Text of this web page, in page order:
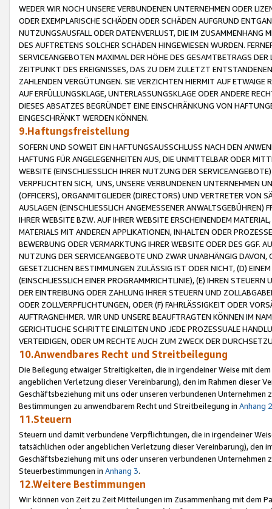
WEDER WIR NOCH UNSERE VERBUNDENEN UNTERNEHMEN ODER
ODER EXEMPLARISCHE SCHÄDEN ODER SCHÄDEN AUFGRUND
NUTZUNGSAUSFALL ODER DATENVERLUST, DIE IM ZUSAMMENHANG
DES AUFTRETENS SOLCHER SCHÄDEN HINGEWIESEN WURDEN.
SERVICEANGEBOTEN MAXIMAL DER HÖHE DES GESAMTBETRAGS
ZEITPUNKT DES EREIGNISSES, DAS ZU DEM ZULETZT
ZAHLENDEN VERGÜTUNGEN. SIE VERZICHTEN HIERMIT AUF
AUF ERFÜLLUNGSKLAGE, UNTERLASSUNGSKLAGE ODER ANDERE
DIESES ABSATZES BEGRÜNDET EINE EINSCHRÄNKUNG VON
EINGESCHRÄNKT WERDEN KÖNNEN.
9.Haftungsfreistellung
SOFERN UND SOWEIT EIN HAFTUNGSAUSSCHLUSS NACH DEN
HAFTUNG FÜR ANGELEGENHEITEN AUS, DIE UNMITTELBAR ODER
WEBSITE (EINSCHLIESSLICH IHRER NUTZUNG DER
VERPFLICHTEN SICH, UNS, UNSERE VERBUNDENEN UNTERNEHMEN
(OFFICERS), ORGANMITGLIEDER (DIRECTORS) UND VERTRETER VON
AUSLAGEN (EINSCHLIESSLICH ANGEMESSENER
IHRER WEBSITE BZW. AUF IHRER WEBSITE ERSCHEINENDEM
MATERIALS MIT ANDEREN APPLIKATIONEN, INHALTEN ODER
BEWERBUNG ODER VERMARKTUNG IHRER WEBSITE ODER DES GGF.
NUTZUNG DER SERVICEANGEBOTE UND ZWAR UNABHÄNGIG
GESETZLICHEN BESTIMMUNGEN ZULÄSSIG IST ODER NICHT, (D)
(EINSCHLIESSLICH EINER PROGRAMMRICHTLINIE), (E) IHREN
DER EINTREIBUNG ODER ZAHLUNG IHRER STEUERN UND
ODER ZOLLVERPFLICHTUNGEN, ODER (F) FAHRLÄSSIGKEIT ODER
AUFTRAGNEHMER. WIR UND UNSERE BEAUFTRAGTEN KÖNNEN IM
GERICHTLICHE SCHRITTE EINLEITEN UND JEDE PROZESSUALE
VERTEIDIGEN, ODER UM RECHTE AUCH ZUM ZWECK DER
10.Anwendbares Recht und Streitbeilegung
Die Beilegung etwaiger Streitigkeiten, die in irgendeiner Weise mit
angeblichen Verletzung dieser Vereinbarung), den im Rahmen dieser
Geschäftsbeziehung mit uns oder unseren verbundenen
Bestimmungen zu anwendbarem Recht und Streitbeilegung in Anhang 2
11.Steuern
Steuern und damit verbundene Verpflichtungen, die in irgendeiner
tatsächlichen oder angeblichen Verletzung dieser Vereinbarung), den
Geschäftsbeziehung mit uns oder unseren verbundenen
Steuerbestimmungen in Anhang 3.
12.Weitere Bestimmungen
Wir können von Zeit zu Zeit Mitteilungen im Zusammenhang mit dem